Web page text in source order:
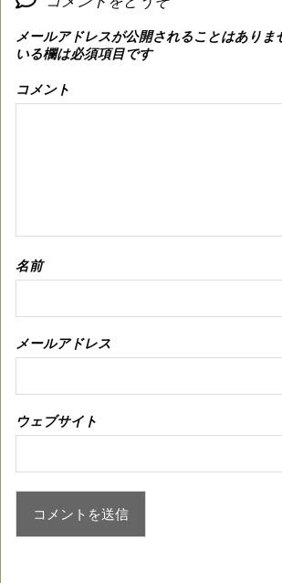
メールアドレスが公開されることはありま
いる欄は必須項目です
コメント
名前
メールアドレス
ウェブサイト